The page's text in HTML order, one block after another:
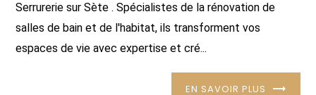
Serrurerie sur Sète . Spécialistes de la rénovation de
salles de bain et de l'habitat, ils transforment vos
espaces de vie avec expertise et cré...
EN SAVOIR PLUS